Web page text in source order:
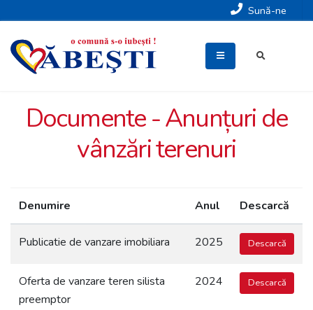
Sună-ne
Documente - Anunțuri de
vânzări terenuri
Denumire Anul Descarcă
Publicatie de vanzare imobiliara 2025 Descarcă
Oferta de vanzare teren silista
preemptor
2024 Descarcă